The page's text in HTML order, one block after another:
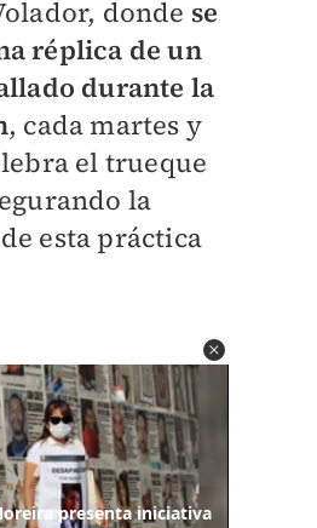
donde se
réplica de un
durante la
, cada martes y
el trueque
la
esta práctica